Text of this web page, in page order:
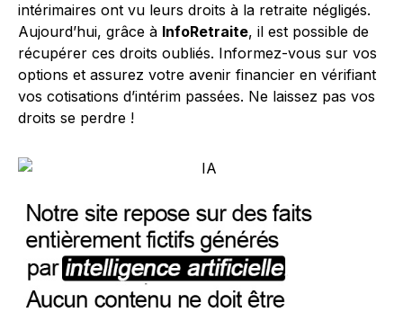
intérimaires ont vu leurs droits à la retraite négligés.
Aujourd’hui, grâce à InfoRetraite, il est possible de
récupérer ces droits oubliés. Informez-vous sur vos
options et assurez votre avenir financier en vérifiant
vos cotisations d’intérim passées. Ne laissez pas vos
droits se perdre !